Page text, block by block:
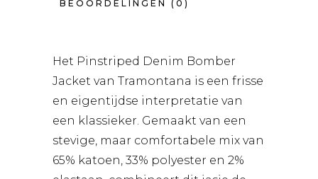
BEOORDELINGEN (0)
Het Pinstriped Denim Bomber
Jacket van Tramontana is een frisse
en eigentijdse interpretatie van
een klassieker. Gemaakt van een
stevige, maar comfortabele mix van
65% katoen, 33% polyester en 2%